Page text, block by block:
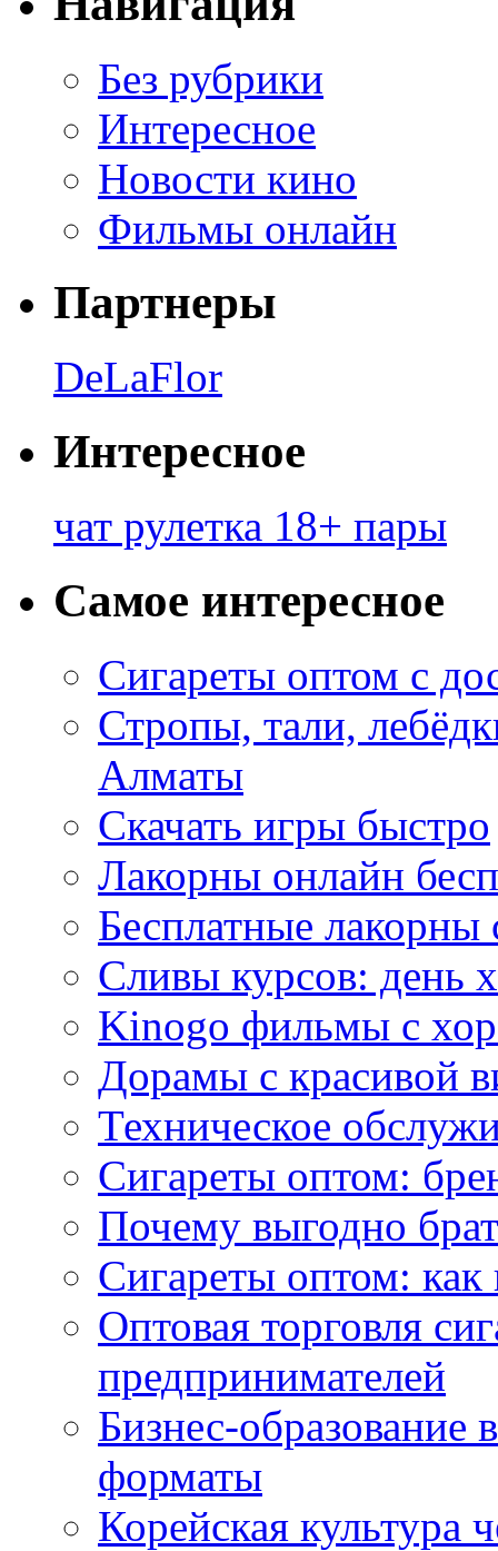
Без рубрики
Интересное
Новости кино
Фильмы онлайн
Партнеры
DeLaFlor
Интересное
чат рулетка 18+ пары
Самое интересное
Сигареты оптом с
Стропы, тали,
Алматы
Скачать игры быстро
Лакорны онлайн
Бесплатные лакорны
Сливы курсов: день
Kinogo фильмы с
Дорамы с красивой
Техническое
Сигареты оптом:
Почему выгодно
Сигареты оптом: как
Оптовая торговля
предпринимателей
Бизнес-образование
форматы
Корейская культура